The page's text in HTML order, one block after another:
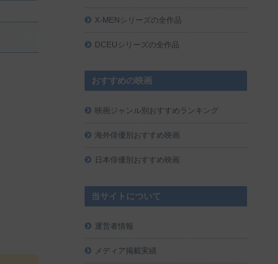
X-MENシリーズの全作品
DCEUシリーズの全作品
おすすめの映画
映画ジャンル別おすすめランキング
海外俳優別おすすめ映画
日本俳優別おすすめ映画
当サイトについて
運営者情報
メディア掲載実績